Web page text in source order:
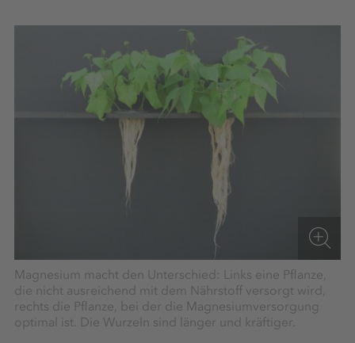
Magnesium macht den Unterschied: Links eine Pflanze,
die nicht ausreichend mit dem Nährstoff versorgt wird,
rechts die Pflanze, bei der die Magnesiumversorgung
optimal ist. Die Wurzeln sind länger und kräftiger.